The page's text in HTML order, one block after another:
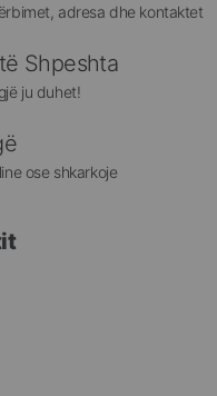
adresa dhe kontaktet
Shpeshta
ju duhet!
ose shkarkoje